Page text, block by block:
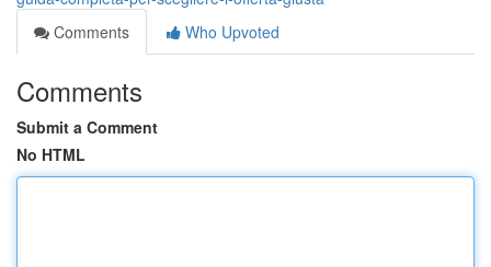
Comments
Who Upvoted
Comments
Submit a Comment
No HTML